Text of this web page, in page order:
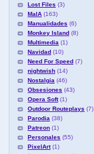
Lost Files (3)
MaIA (163)
Manualidades (6)
Monkey Island (8)
Multimedia (1)
Navidad (10)
Need For Speed (7)
nightwish (14)
Nostalgia (46)
Obsesiones (43)
Opera Soft (1)
Outdoor Routeplays (7)
Parodia (38)
Patreon (1)
Personales (55)
PixelArt (1)